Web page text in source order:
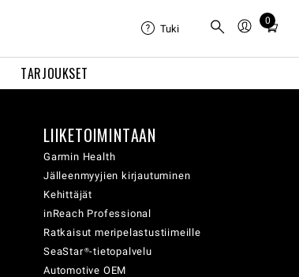
TARJOUKSET
Tuki
0
Total
cart:
LIIKETOIMINTAAN
Garmin Health
Jälleenmyyjien kirjautuminen
Kehittäjät
inReach Professional
Ratkaisut meripelastustiimeille
SeaStar®-tietopalvelu
Automotive OEM